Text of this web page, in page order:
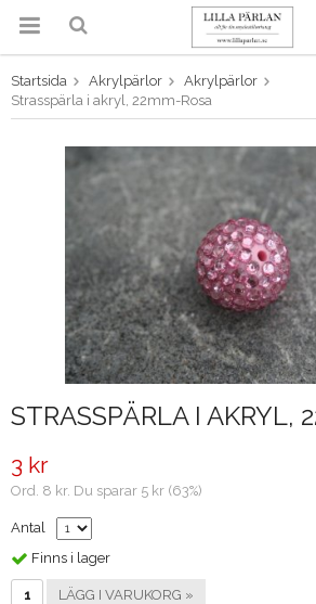
Produkten har blivit
varukorgen
Startsida Akrylpärlor
Akrylpärlor
Strasspärla i akryl, 22mm-Rosa
STRASSPÄRLA I AKRYL,
3 kr
Ord. 8 kr. Du sparar 5 kr (63%)
Antal
Finns i lager
LÄGG I VARUKORG »